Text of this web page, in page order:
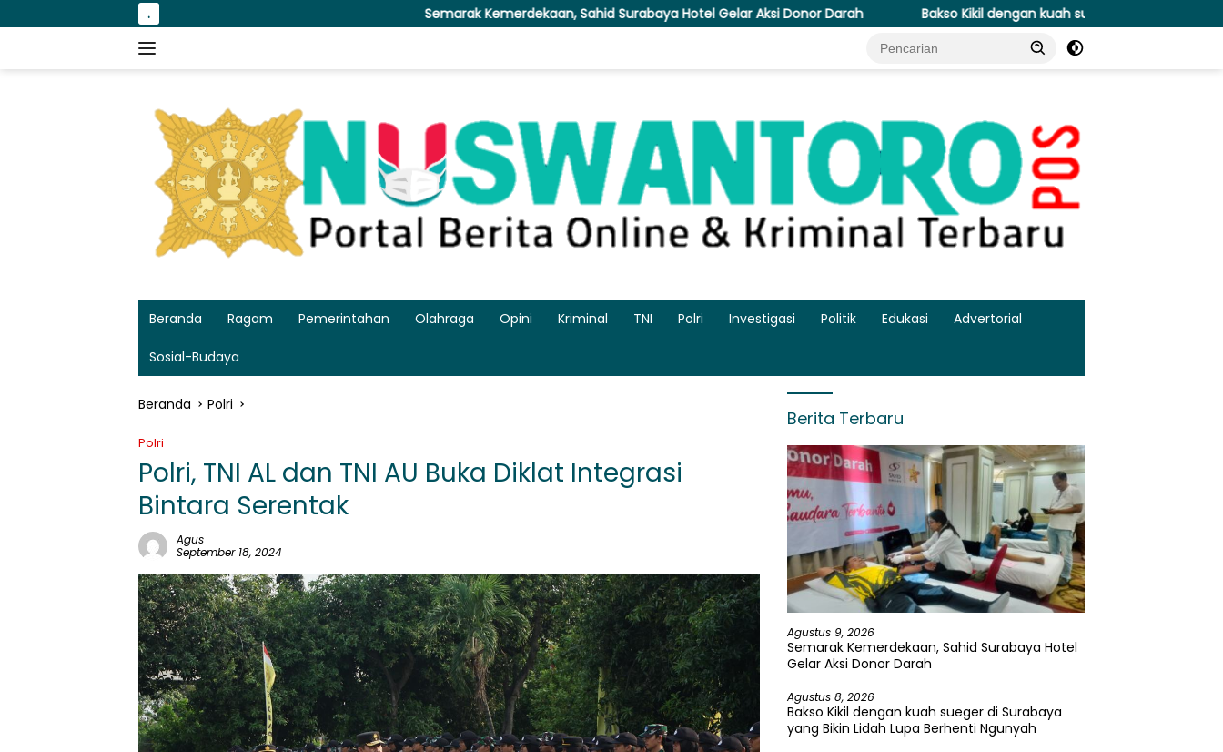
ke
. Semarak Kemerdekaan, Sahid Surabaya Hotel Gelar Aksi Donor Darah Bakso Kikil dengan kuah sueger di Surabaya yang Bikin Lidah Lupa
Beranda Ragam Pemerintahan Olahraga Opini Kriminal TNI Polri Investigasi Politik Edukasi Advertorial
Sosial-Budaya
Beranda Polri
Polri
Polri, TNI AL dan TNI AU Buka Diklat Integrasi
Bintara Serentak
Agus
September 18, 2024
Berita Terbaru
Agustus 9, 2026
Semarak Kemerdekaan, Sahid Surabaya Hotel
Gelar Aksi Donor Darah
Agustus 8, 2026
Bakso Kikil dengan kuah sueger di Surabaya
yang Bikin Lidah Lupa Berhenti Ngunyah